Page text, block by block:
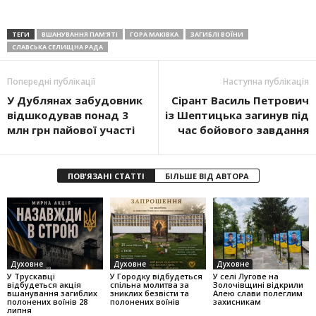
ТЕГИ ВШАНУВАННЯ ПАМ'ЯТІ ГОРА МАКІВКА
ЗАГИБЛІ ВОЇНИ
СЛАВСЬКА СЕЛИЩНА РАДА
Попередні публікації
У Дублянах забудовник
відшкодував понад 3
млн грн пайової участі
Наступна публікація
Сірант Василь Петрович
із Шептицька загинув під
час бойового завдання
ПОВ'ЯЗАНІ СТАТТІ БІЛЬШЕ ВІД АВТОРА
Духовне
У Трускавці
відбудеться акція
вшанування загиблих
полонених воїнів 28
липня
Духовне
У Городку відбудеться
спільна молитва за
зниклих безвісти та
полонених воїнів
Духовне
У селі Лугове на
Золочівщині відкрили
Алею слави полеглим
захисникам